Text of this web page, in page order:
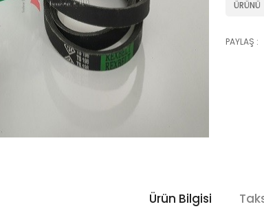
ÜRÜNÜ
PAYLAŞ :
Ürün Bilgisi